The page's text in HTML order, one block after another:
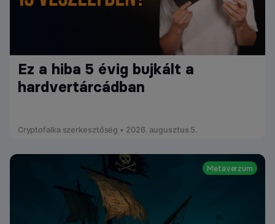
Ez a hiba 5 évig bujkált a
hardvertárcádban
Cryptofalka szerkesztőség • 2026. augusztus 5.
Metaverzum